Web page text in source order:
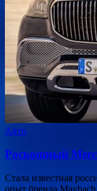
Авто
Роскошный
Стала известная